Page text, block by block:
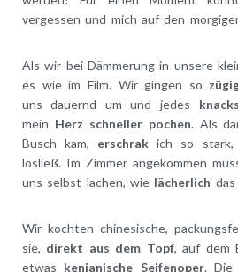
vergessen und mich auf den
Als wir bei Dämmerung in unsere
es wie im Film. Wir gingen so
uns dauernd um und jedes
mein Herz schneller pochen. Als
Busch kam, erschrak ich so stark,
losließ. Im Zimmer angekommen
uns selbst lachen, wie lächerlich
Wir kochten chinesische,
sie, direkt aus dem Topf, auf dem
etwas kenianische Seifenoper. Die